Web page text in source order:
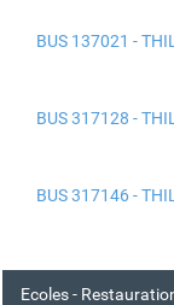
BUS 137021 -
BUS 317128 -
BUS 317146 -
Ecoles -